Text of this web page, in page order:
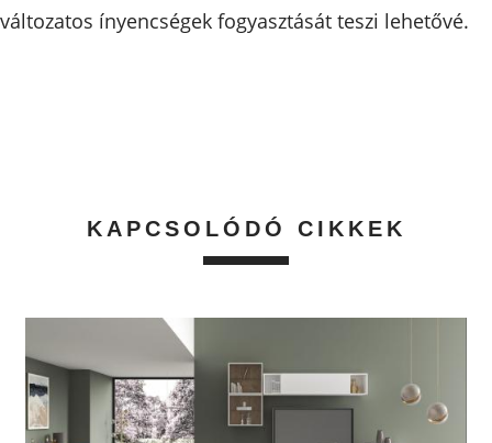
változatos ínyencségek fogyasztását teszi lehetővé.
KAPCSOLÓDÓ CIKKEK